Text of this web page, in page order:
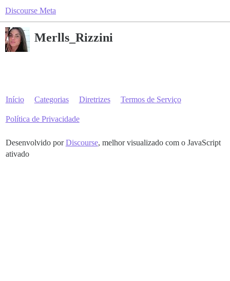
Discourse Meta
Merlls_Rizzini
Início Categorias Diretrizes Termos de Serviço
Política de Privacidade
Desenvolvido porDiscourse, melhor visualizado com o JavaScript
ativado